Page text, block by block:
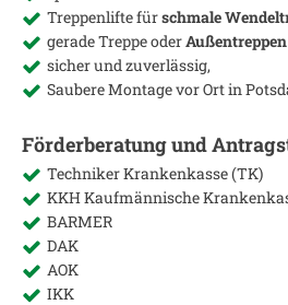
Treppenlifte fürschmale
gerade Treppe oderAußentreppen
sicher und zuverlässig,
Saubere Montage vor Ort in
Förderberatung und
Techniker Krankenkasse (TK)
KKH Kaufmännische
BARMER
DAK
AOK
IKK